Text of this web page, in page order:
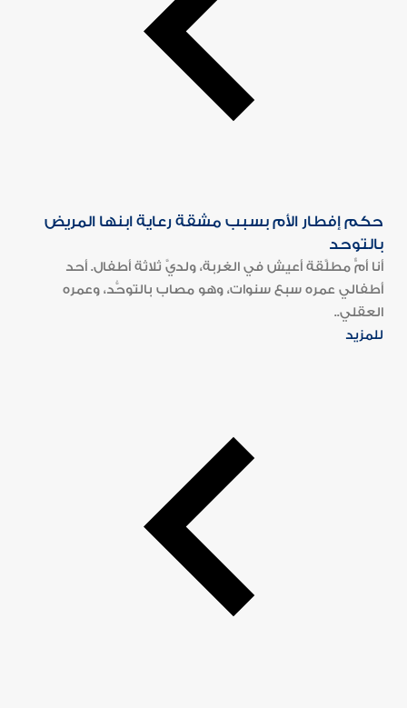
حكم إفطار الأم بسبب مشقة رعاية ابنها المريض
بالتوحد
أنا أمٌّ مطلَّقة أعيش في الغربة، ولديَّ ثلاثة أطفال. أحد
أطفالي عمره سبع سنوات، وهو مصاب بالتوحُّد، وعمره
العقلي..
للمزيد